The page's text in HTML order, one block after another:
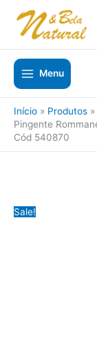
para
conteúdo
Menu
Início
Produtos
Pingente
Cód 540870
Sale!